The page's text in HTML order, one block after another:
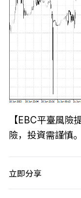
【EBC平臺風險
險，投資需謹慎
立即分享